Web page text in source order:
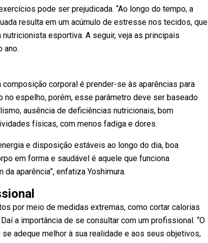
pode ser prejudicada. “Ao longo do tempo, a
resulta em um acúmulo de estresse nos tecidos, que
esportiva. A seguir, veja as principais
ano.
corporal é prender-se às aparências para
espelho, porém, esse parâmetro deve ser baseado
ausência de deficiências nutricionais, bom
físicas, com menos fadiga e dores.
e disposição estáveis ao longo do dia, boa
em forma e saudável é aquele que funciona
aparência”, enfatiza Yoshimura.
por meio de medidas extremas, como cortar calorias
a importância de se consultar com um profissional. “O
adeque melhor à sua realidade e aos seus objetivos,